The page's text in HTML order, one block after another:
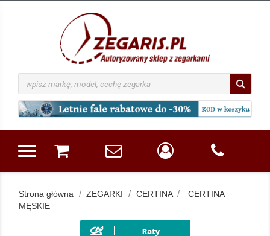
Strona główna ZEGARKI CERTINA
CERTINA
MĘSKIE